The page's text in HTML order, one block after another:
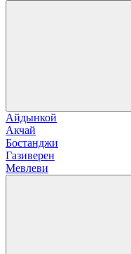
Айдынкой
Акчай
Бостанджи
Газиверен
Мевлеви